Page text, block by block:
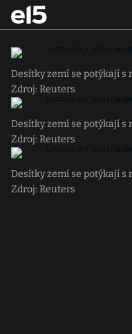
Desítky zemí se potýkají s
Zdroj: Reuters
Desítky zemí se potýkají s
Zdroj: Reuters
Desítky zemí se potýkají s
Zdroj: Reuters